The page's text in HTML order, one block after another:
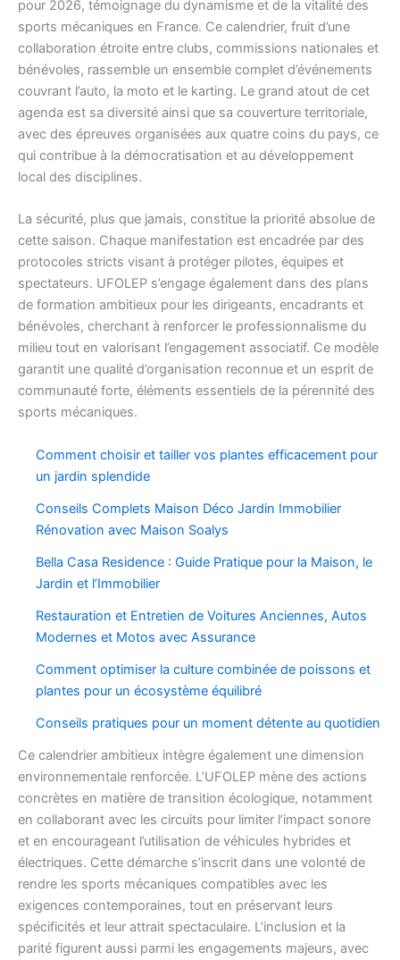
pour 2026, témoignage du dynamisme et de la vitalité des
sports mécaniques en France. Ce calendrier, fruit d’une
collaboration étroite entre clubs, commissions nationales et
bénévoles, rassemble un ensemble complet d’événements
couvrant l’auto, la moto et le karting. Le grand atout de cet
agenda est sa diversité ainsi que sa couverture territoriale,
avec des épreuves organisées aux quatre coins du pays, ce
qui contribue à la démocratisation et au développement
local des disciplines.
La sécurité, plus que jamais, constitue la priorité absolue de
cette saison. Chaque manifestation est encadrée par des
protocoles stricts visant à protéger pilotes, équipes et
spectateurs. UFOLEP s’engage également dans des plans
de formation ambitieux pour les dirigeants, encadrants et
bénévoles, cherchant à renforcer le professionnalisme du
milieu tout en valorisant l’engagement associatif. Ce modèle
garantit une qualité d’organisation reconnue et un esprit de
communauté forte, éléments essentiels de la pérennité des
sports mécaniques.
Comment choisir et tailler vos plantes efficacement pour
un jardin splendide
Conseils Complets Maison Déco Jardin Immobilier
Rénovation avec Maison Soalys
Bella Casa Residence : Guide Pratique pour la Maison, le
Jardin et l’Immobilier
Restauration et Entretien de Voitures Anciennes, Autos
Modernes et Motos avec Assurance
Comment optimiser la culture combinée de poissons et
plantes pour un écosystème équilibré
Conseils pratiques pour un moment détente au quotidien
Ce calendrier ambitieux intègre également une dimension
environnementale renforcée. L’UFOLEP mène des actions
concrètes en matière de transition écologique, notamment
en collaborant avec les circuits pour limiter l’impact sonore
et en encourageant l’utilisation de véhicules hybrides et
électriques. Cette démarche s’inscrit dans une volonté de
rendre les sports mécaniques compatibles avec les
exigences contemporaines, tout en préservant leurs
spécificités et leur attrait spectaculaire. L’inclusion et la
parité figurent aussi parmi les engagements majeurs, avec